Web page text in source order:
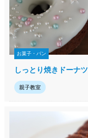
お菓子・パン
しっとり焼きドーナツ
親子教室